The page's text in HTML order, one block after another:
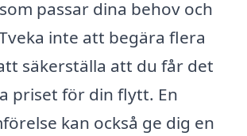
passar dina behov och
inte att begära flera
säkerställa att du får det
priset för din flytt. En
kan också ge dig en